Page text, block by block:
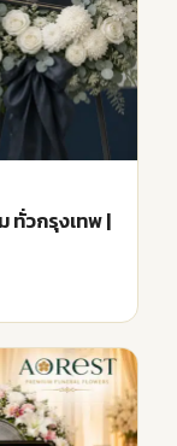
ทั่วกรุงเทพ |